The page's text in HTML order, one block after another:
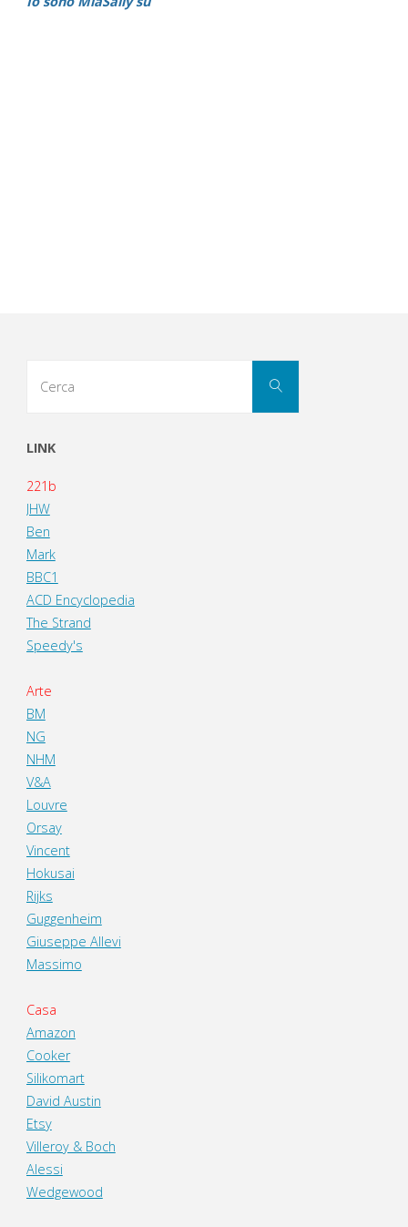
Cerca
LINK
221b
JHW
Ben
Mark
BBC1
ACD Encyclopedia
The Strand
Speedy's
Arte
BM
NG
NHM
V&A
Louvre
Orsay
Vincent
Hokusai
Rijks
Guggenheim
Giuseppe Allevi
Massimo
Casa
Amazon
Cooker
Silikomart
David Austin
Etsy
Villeroy & Boch
Alessi
Wedgewood